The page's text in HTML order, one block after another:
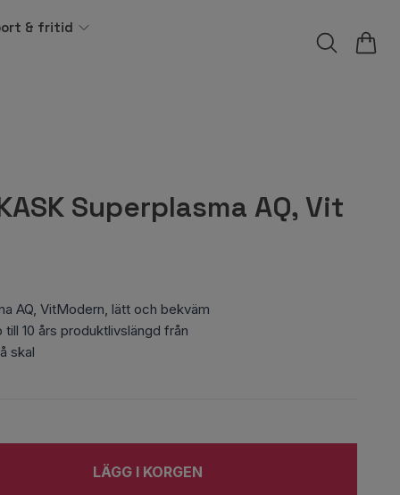
& fritid
Superplasma AQ, Vit
AQ, VitModern, lätt och bekväm
10 års produktlivslängd från
skal
LÄGG I KORGEN